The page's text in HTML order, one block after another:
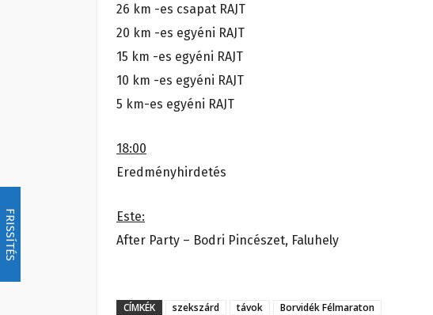
FRISSÍTÉS
26 km -es csapat RAJT
20 km -es egyéni RAJT
15 km -es egyéni RAJT
10 km -es egyéni RAJT
5 km-es egyéni RAJT
18:00
Eredményhirdetés
Este:
After Party – Bodri Pincészet, Faluhely
CÍMKÉK szekszárd távok Borvidék Félmaraton